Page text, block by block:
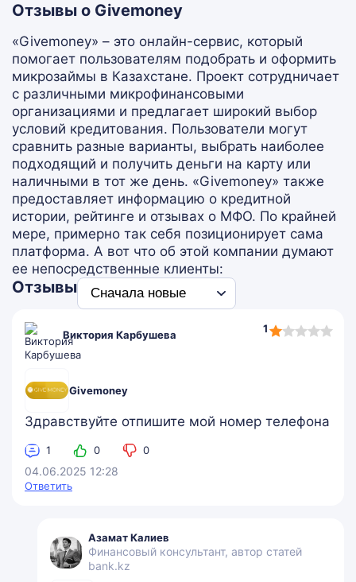
Отзывы о Givemoney
«Givemoney» – это онлайн-сервис, который
помогает пользователям подобрать и оформить
микрозаймы в Казахстане. Проект сотрудничает
с различными микрофинансовыми
организациями и предлагает широкий выбор
условий кредитования. Пользователи могут
сравнить разные варианты, выбрать наиболее
подходящий и получить деньги на карту или
наличными в тот же день. «Givemoney» также
предоставляет информацию о кредитной
истории, рейтинге и отзывах о МФО. По крайней
мере, примерно так себя позиционирует сама
платформа. А вот что об этой компании думают
ее непосредственные клиенты:
Отзывы
Виктория Карбушева
Givemoney
1
1,0
rating
Здравствуйте отпишите мой номер телефона
1 0 0
04.06.2025 12:28
Ответить
Азамат Калиев
Финансовый консультант, автор статей
bank.kz